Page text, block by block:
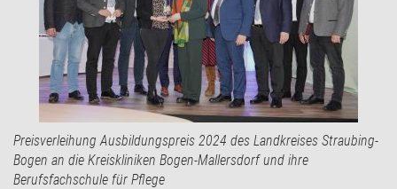
Preisverleihung Ausbildungspreis 2024 des Landkreises Straubing-
Bogen an die Kreiskliniken Bogen-Mallersdorf und ihre
Berufsfachschule für Pflege